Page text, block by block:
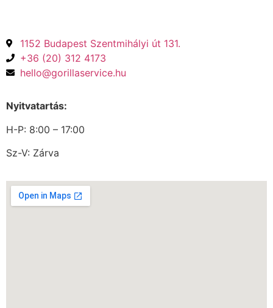
1152 Budapest Szentmihályi út 131.
+36 (20) 312 4173
hello@gorillaservice.hu
Nyitvatartás:
H-P: 8:00 – 17:00
Sz-V: Zárva